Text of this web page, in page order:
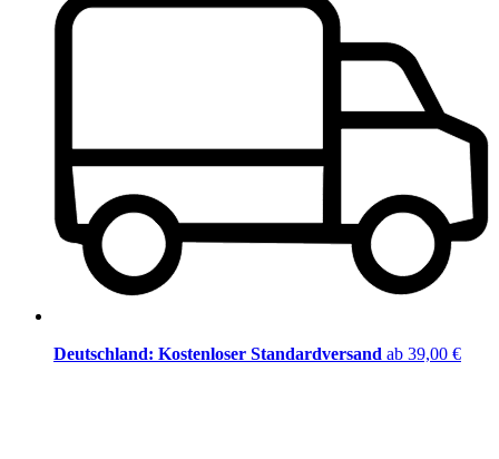
Deutschland: Kostenloser Standardversand ab 39,00 €